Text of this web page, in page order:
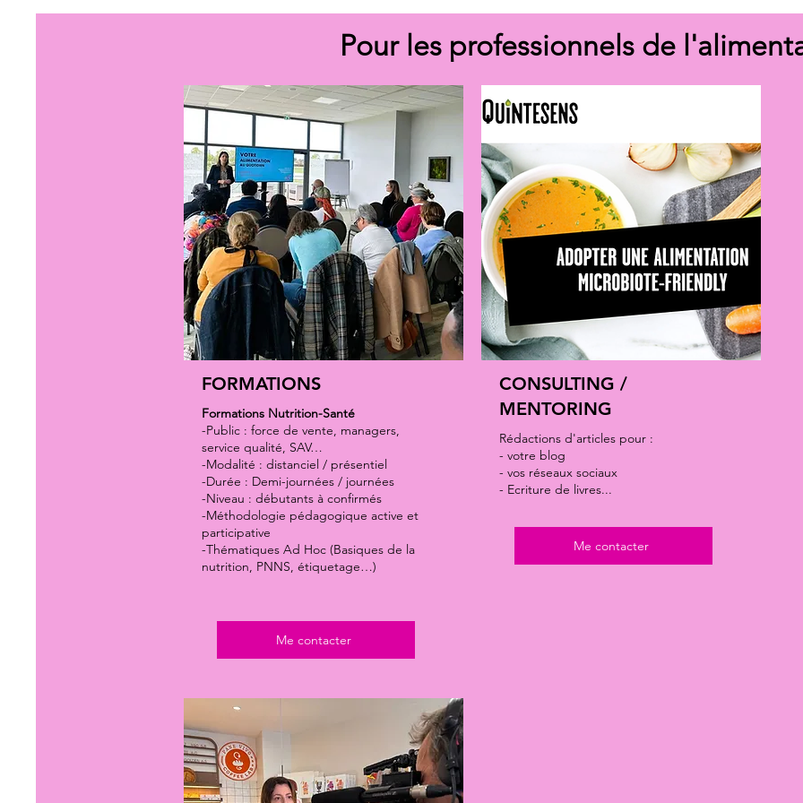
Pour les professionnels de
FORMATIONS
Formations Nutrition-Santé
-Public : force de vente, managers,
service qualité, SAV…
-Modalité : distanciel / présentiel
-Durée : Demi-journées / journées
-Niveau : débutants à confirmés
-Méthodologie pédagogique active et
participative
-Thématiques Ad Hoc (Basiques de la
nutrition, PNNS, étiquetage…)
Me contacter
CONSULTING /
MENTORING
Rédactions d'articles pour :
- votre blog
- vos réseaux sociaux
- Ecriture de livres...
Me contacter